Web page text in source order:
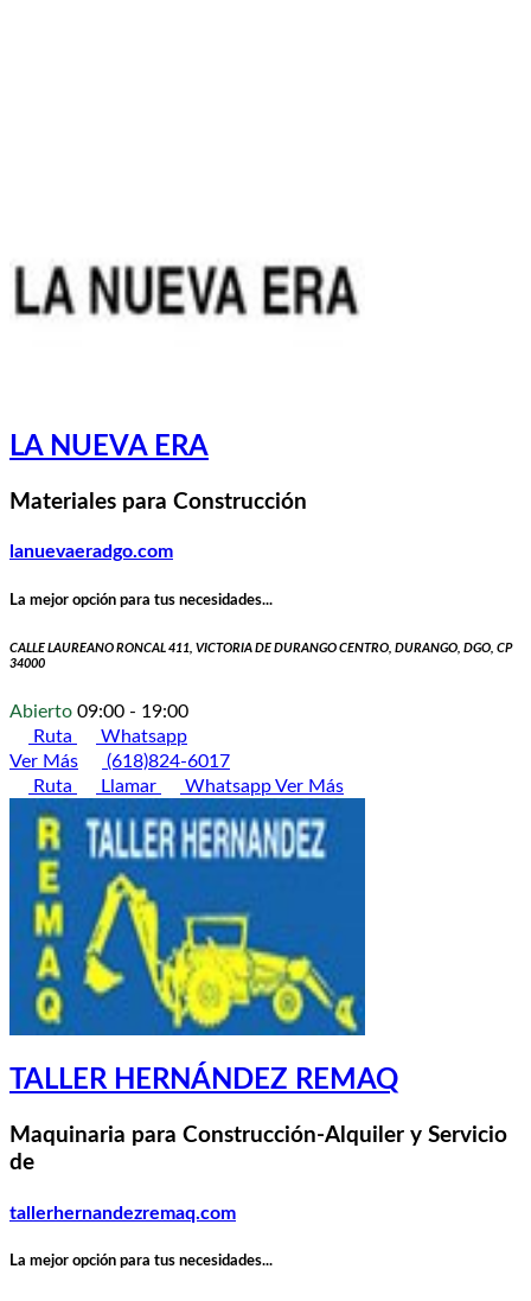
LA NUEVA ERA
Materiales para Construcción
lanuevaeradgo.com
La mejor opción para tus necesidades...
CALLE LAUREANO RONCAL 411, VICTORIA DE DURANGO CENTRO, DURANGO, DGO, CP
34000
Abierto 09:00 - 19:00
Ruta
Whatsapp
Ver Más
(618)824-6017
Ruta
Llamar WhatsappVer Más
TALLER HERNÁNDEZ REMAQ
Maquinaria para Construcción-Alquiler y Servicio
de
tallerhernandezremaq.com
La mejor opción para tus necesidades...